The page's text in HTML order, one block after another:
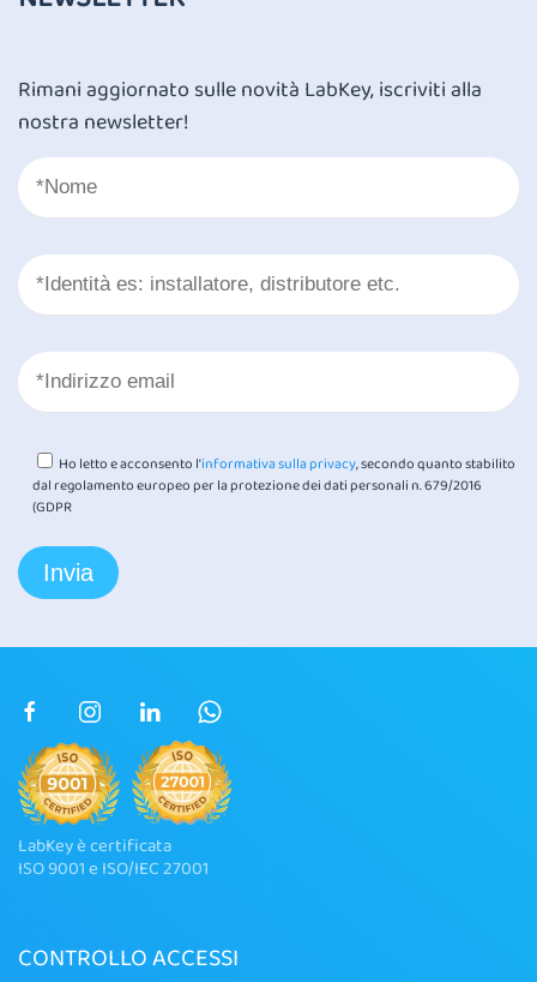
Rimani aggiornato sulle novità LabKey, iscriviti alla
nostra newsletter!
Ho letto e acconsento l'informativa sulla privacy, secondo quanto stabilito
dal regolamento europeo per la protezione dei dati personali n. 679/2016
(GDPR
LabKey è certificata
ISO 9001 e ISO/IEC 27001
CONTROLLO ACCESSI